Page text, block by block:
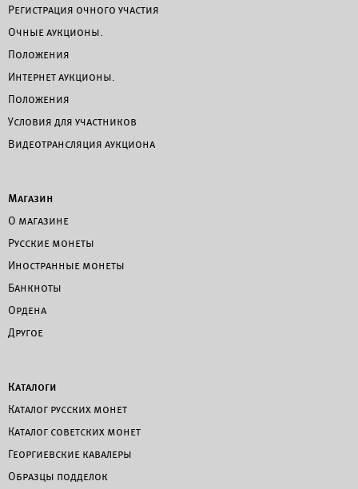
Регистрация очного участия
Очные аукционы.
Положения
Интернет аукционы.
Положения
Условия для участников
Видеотрансляция аукциона
Магазин
О магазине
Русские монеты
Иностранные монеты
Банкноты
Ордена
Другое
Каталоги
Каталог русских монет
Каталог советских монет
Георгиевские кавалеры
Образцы подделок